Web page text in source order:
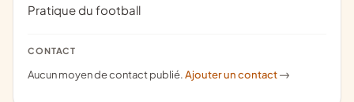
pratique du football
CONTACT
Aucun moyen de contact publié.Ajouter un contact ->